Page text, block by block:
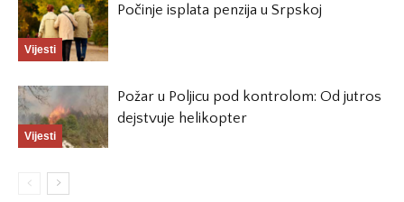
Vijesti
Počinje isplata penzija u Srpskoj
Vijesti
Požar u Poljicu pod kontrolom: Od jutros
dejstvuje helikopter